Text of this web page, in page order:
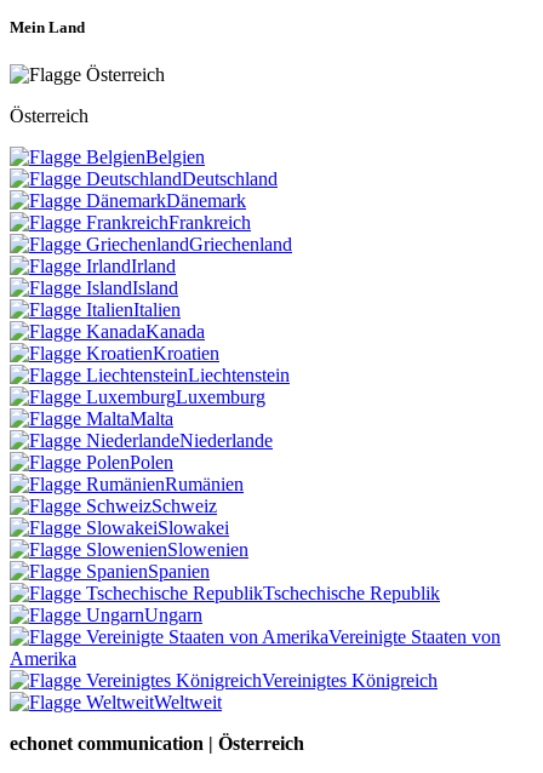
Mein Land
Österreich
Belgien
Deutschland
Dänemark
Frankreich
Griechenland
Irland
Island
Italien
Kanada
Kroatien
Liechtenstein
Luxemburg
Malta
Niederlande
Polen
Rumänien
Schweiz
Slowakei
Slowenien
Spanien
Tschechische Republik
Ungarn
Vereinigte Staaten von
Amerika
Vereinigtes Königreich
Weltweit
echonet communication | Österreich